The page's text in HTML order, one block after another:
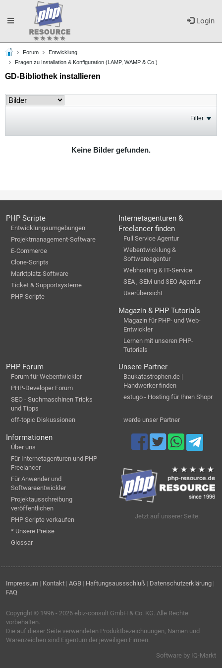
Login
Toggle
navigation
Forum
Entwicklung
Fragen zu Installation & Konfiguration (LAMP, WAMP & Co.)
GD-Bibliothek installieren
Filter
Keine Bilder gefunden.
PHP Scripte
Entwicklungsumgebungen
Projektmanagement-Software
E-Commerce
Clone-Scripts
Marktplatz-Software
Ticket & Supportsysteme
PHP Scripte
Internetagenturen &
Freelancer finden
Full Service Agentur
Webentwicklung &
Softwareagentur
Webhosting & IT-Service
SEA , SEM und SEO Agentur
Userübersicht
Magazin & PHP Tutorials
Magazin für PHP- und Web-
Entwickler
Lernen mit unseren PHP-
Tutorials
PHP Forum
Forum für Webentwickler
PHP-Developer Forum
SEO - Suchmaschinen Tricks
und Tipps
off-topic Diskussionen
Unsere Partner
Baukatastrophen.de |
Handwerker finden
estugo - Hosting für Ihren Shopr
werde unser Partner
Informationen
Über uns
Für Internetagenturen und PHP-
Freelancer
Für Anwender und
Softwareentwickler
Projektausschreibung
veröffentlichen
PHP Scripte verkaufen
* Unsere Preise
Glossar
Jetzt auf unserer Seite:
Impressum | Kontakt | AGB | Haftungsaussschluß | Datenschutzerklärung |
FAQ
Copyright © 1996 - 2026 ebiz-consult GmbH & Co. KG. Alle Rechte
vorbehalten.
Die auf dieser Seite verwendeten Produktbezeichnungen, Namen und
Warenzeichen sind Eigentum der jeweiligen Firmen.
Software by IQ-Markt